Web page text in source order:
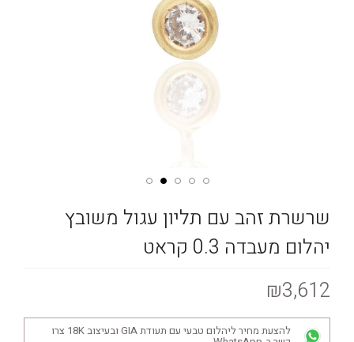
שרשרת זהב עם תליון עגול משובץ
יהלום מעבדה 0.3 קראט
₪3,612
להצעת מחיר ליהלום טבעי עם תעודת GIA ובעיצוב 18K צרו